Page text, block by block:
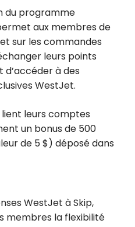
du programme
aux membres de
sur les commandes
leurs points
à des
WestJet.
lient leurs comptes
un bonus de 500
de 5 $) déposé dans
WestJet à Skip,
membres la flexibilité